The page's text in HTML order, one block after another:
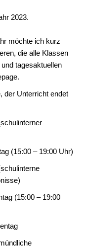
2023.
möchte ich kurz
die alle Klassen
tagesaktuellen
der Unterricht endet
(15:00 – 19:00 Uhr)
(15:00 – 19:00